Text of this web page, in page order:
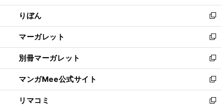
開
く
ウ
で
開
く
ン
ド
ウ
で
開
く
ウ
ィ
ン
ド
ウ
で
開
く
りぼん
新
し
い
ウ
ィ
ン
ド
ウ
で
マーガレット
新
し
い
ウ
ィ
ン
ド
別冊マーガレット
新
し
い
ウ
ィ
マンガMee公式サイト
新
し
い
リマコミ
新